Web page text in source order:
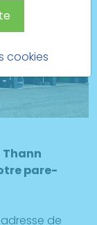
Thann
pare-
de
cookies